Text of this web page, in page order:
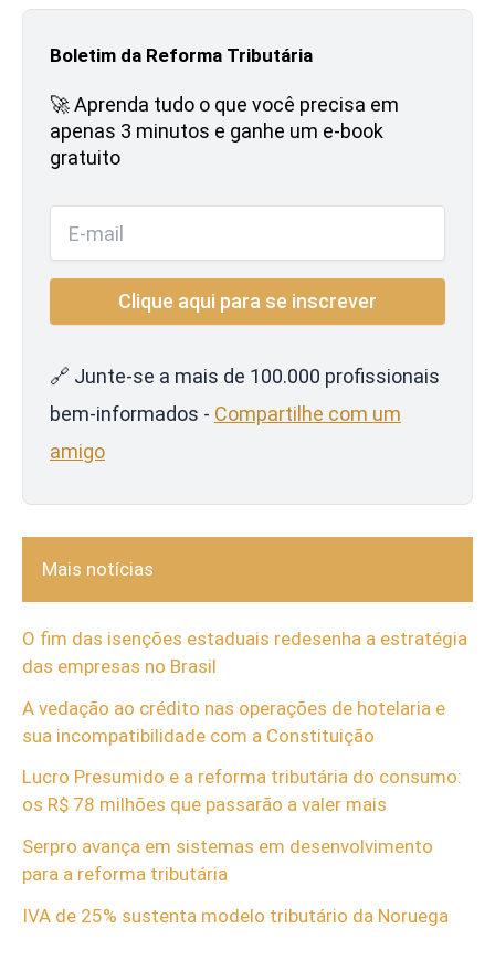
Boletim da Reforma Tributária
🚀 Aprenda tudo o que você precisa em
apenas 3 minutos e ganhe um e-book
gratuito
🔗 Junte-se a mais de 100.000 profissionais
bem-informados - Compartilhe com um
amigo
Mais notícias
O fim das isenções estaduais redesenha a estratégia
das empresas no Brasil
A vedação ao crédito nas operações de hotelaria e
sua incompatibilidade com a Constituição
Lucro Presumido e a reforma tributária do consumo:
os R$ 78 milhões que passarão a valer mais
Serpro avança em sistemas em desenvolvimento
para a reforma tributária
IVA de 25% sustenta modelo tributário da Noruega